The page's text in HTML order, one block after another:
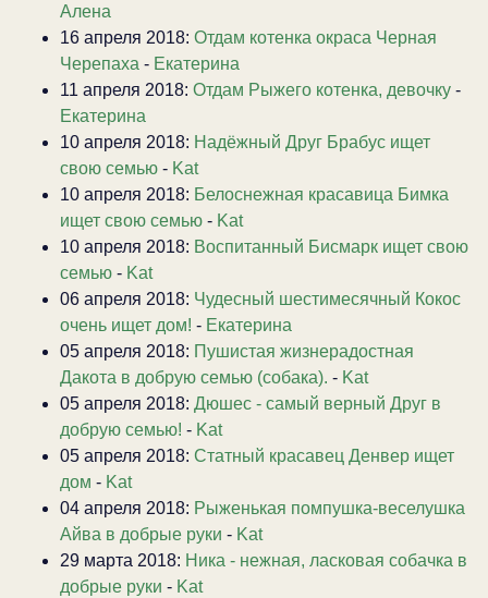
Алена
16 апреля 2018: Отдам котенка окраса Черная
Черепаха - Екатерина
11 апреля 2018: Отдам Рыжего котенка, девочку -
Екатерина
10 апреля 2018: Надёжный Друг Брабус ищет
свою семью - Kat
10 апреля 2018: Белоснежная красавица Бимка
ищет свою семью - Kat
10 апреля 2018: Воспитанный Бисмарк ищет свою
семью - Kat
06 апреля 2018: Чудесный шестимесячный Кокос
очень ищет дом! - Екатерина
05 апреля 2018: Пушистая жизнерадостная
Дакота в добрую семью (собака). - Kat
05 апреля 2018: Дюшес - самый верный Друг в
добрую семью! - Kat
05 апреля 2018: Статный красавец Денвер ищет
дом - Kat
04 апреля 2018: Рыженькая помпушка-веселушка
Айва в добрые руки - Kat
29 марта 2018: Ника - нежная, ласковая собачка в
добрые руки - Kat